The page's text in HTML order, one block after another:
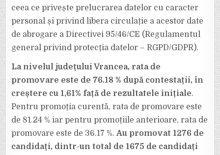
ceea ce privește prelucrarea datelor cu caracter
personal și privind libera circulație a acestor date
de abrogare a Directivei 95/46/CE (Regulamentul
general privind protecția datelor – RGPD/GDPR).
La nivelul județului Vrancea, rata de
promovare este de 76.18 % după contestații, în
creștere cu 1,61% față de rezultatele inițiale.
Pentru promoția curentă, rata de promovare este
de 81.24 % iar pentru promoțiile anterioare, rata de
promovare este de 36.17 %.Au promovat 1276 de
candidați, dintr-un total de 1675 de candidați